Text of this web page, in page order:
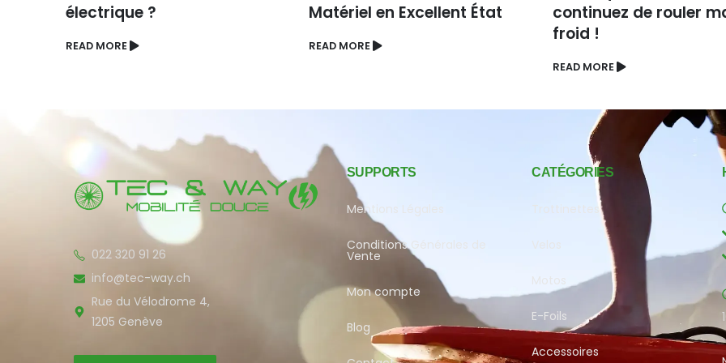
électrique ?
READ MORE
Matériel en Excellent État
READ MORE
continuez de rouler
froid !
READ MORE
022 320 91 26
info@tec-way.ch
Rue du Vélodrome 4,
1205 Genève
SUPPORTS
Mentions Légales
Conditions Générales de
Vente
Mon compte
Blog
CATÉGORIES
Trottinettes
Velos
Motos
E-Foils
Accessoires